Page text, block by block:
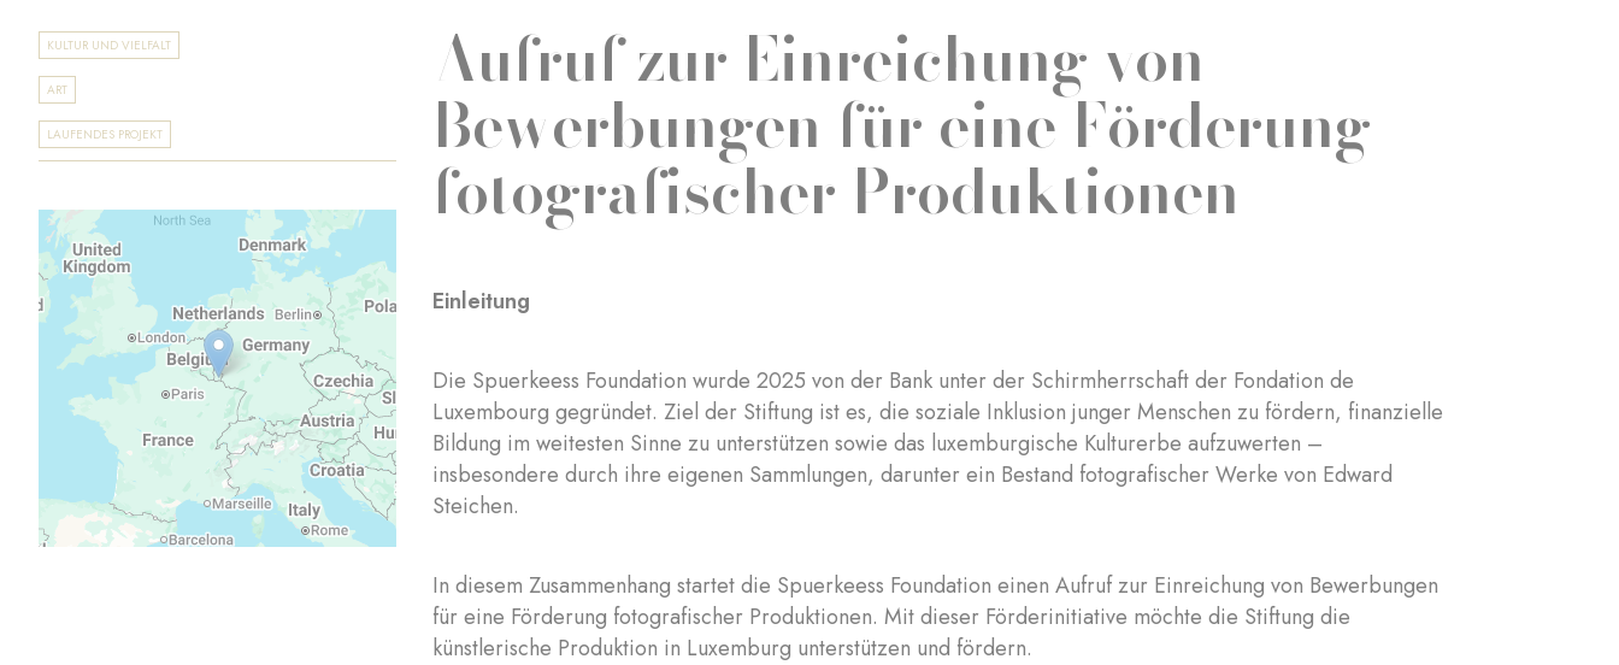
KULTUR UND VIELFALT
ART
LAUFENDES PROJEKT
Aufruf zur Einreichung von
Bewerbungen für eine Förderung
fotografischer Produktionen
Einleitung
Die Spuerkeess Foundation wurde 2025 von der Bank unter der Schirmherrschaft der Fondation de
Luxembourg gegründet. Ziel der Stiftung ist es, die soziale Inklusion junger Menschen zu fördern, finanzielle
Bildung im weitesten Sinne zu unterstützen sowie das luxemburgische Kulturerbe aufzuwerten –
insbesondere durch ihre eigenen Sammlungen, darunter ein Bestand fotografischer Werke von Edward
Steichen.
In diesem Zusammenhang startet die Spuerkeess Foundation einen Aufruf zur Einreichung von Bewerbungen
für eine Förderung fotografischer Produktionen. Mit dieser Förderinitiative möchte die Stiftung die
künstlerische Produktion in Luxemburg unterstützen und fördern.